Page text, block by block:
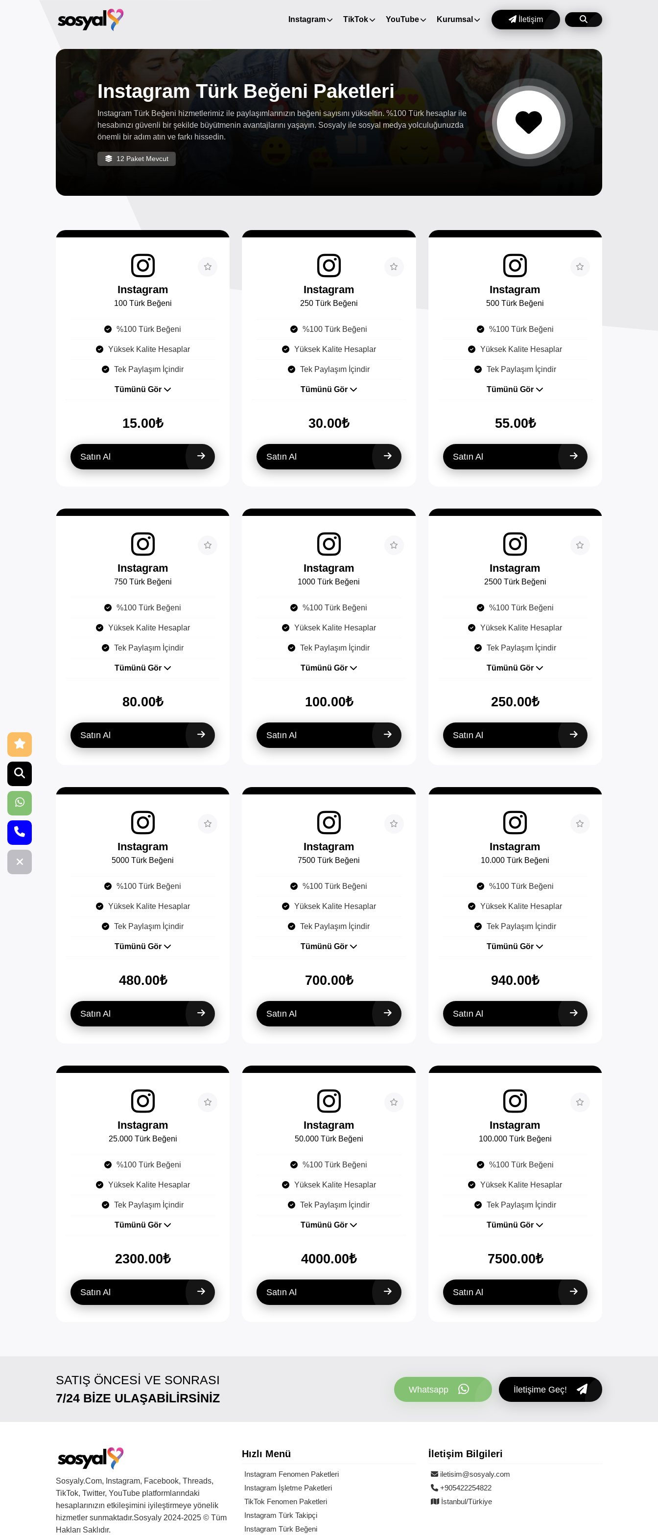
Instagram TikTok YouTube Kurumsal İletişim
Instagram Türk Beğeni Paketleri
Instagram Türk Beğeni hizmetlerimiz ile paylaşımlarınızın beğeni sayısını yükseltin. %100 Türk hesaplar ile
hesabınızı güvenli bir şekilde büyütmenin avantajlarını yaşayın. Sosyaly ile sosyal medya yolculuğunuzda
önemli bir adım atın ve farkı hissedin.
12 Paket Mevcut
Instagram
100 Türk Beğeni
%100 Türk Beğeni
Yüksek Kalite Hesaplar
Tek Paylaşım İçindir
Tümünü Gör
15.00₺
Satın Al
Instagram
250 Türk Beğeni
%100 Türk Beğeni
Yüksek Kalite Hesaplar
Tek Paylaşım İçindir
Tümünü Gör
30.00₺
Satın Al
Instagram
500 Türk Beğeni
%100 Türk Beğeni
Yüksek Kalite Hesaplar
Tek Paylaşım İçindir
Tümünü Gör
55.00₺
Satın Al
Instagram
750 Türk Beğeni
%100 Türk Beğeni
Yüksek Kalite Hesaplar
Tek Paylaşım İçindir
Tümünü Gör
80.00₺
Satın Al
Instagram
1000 Türk Beğeni
%100 Türk Beğeni
Yüksek Kalite Hesaplar
Tek Paylaşım İçindir
Tümünü Gör
100.00₺
Satın Al
Instagram
2500 Türk Beğeni
%100 Türk Beğeni
Yüksek Kalite Hesaplar
Tek Paylaşım İçindir
Tümünü Gör
250.00₺
Satın Al
Instagram
5000 Türk Beğeni
%100 Türk Beğeni
Yüksek Kalite Hesaplar
Tek Paylaşım İçindir
Tümünü Gör
480.00₺
Satın Al
Instagram
7500 Türk Beğeni
%100 Türk Beğeni
Yüksek Kalite Hesaplar
Tek Paylaşım İçindir
Tümünü Gör
700.00₺
Satın Al
Instagram
10.000 Türk Beğeni
%100 Türk Beğeni
Yüksek Kalite Hesaplar
Tek Paylaşım İçindir
Tümünü Gör
940.00₺
Satın Al
Instagram
25.000 Türk Beğeni
%100 Türk Beğeni
Yüksek Kalite Hesaplar
Tek Paylaşım İçindir
Tümünü Gör
2300.00₺
Satın Al
Instagram
50.000 Türk Beğeni
%100 Türk Beğeni
Yüksek Kalite Hesaplar
Tek Paylaşım İçindir
Tümünü Gör
4000.00₺
Satın Al
Instagram
100.000 Türk Beğeni
%100 Türk Beğeni
Yüksek Kalite Hesaplar
Tek Paylaşım İçindir
Tümünü Gör
7500.00₺
Satın Al
SATIŞ ÖNCESI VE SONRASI
7/24 BIZE ULAŞABILIRSINIZ
Whatsapp İletişime Geç!
Sosyaly.Com, Instagram, Facebook, Threads,
TikTok, Twitter, YouTube platformlarındaki
hesaplarınızın etkileşimini iyileştirmeye yönelik
hizmetler sunmaktadır.Sosyaly 2024-2025 © Tüm
Hakları Saklıdır.
Hızlı Menü
Instagram Fenomen Paketleri
Instagram İşletme Paketleri
TikTok Fenomen Paketleri
Instagram Türk Takipçi
Instagram Türk Beğeni
İletişim Bilgileri
iletisim@sosyaly.com
+905422254822
İstanbul/Türkiye